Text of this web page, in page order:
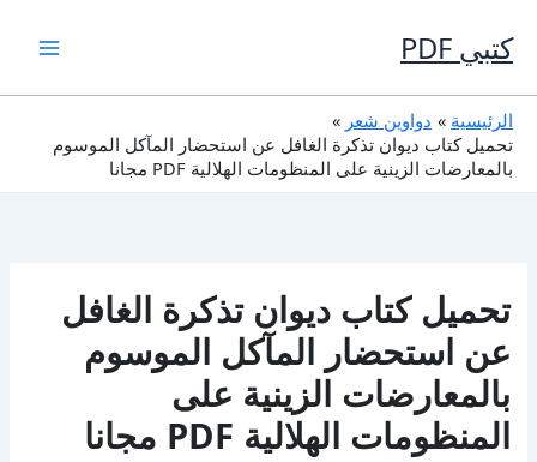
إلى
المحتوى
كتبي PDF
الرئيسية
دواوين شعر
تحميل كتاب ديوان تذكرة الغافل عن استحضار المآكل الموسوم
بالمعارضات الزينية على المنظومات الهلالية PDF مجانا
تحميل كتاب ديوان تذكرة الغافل
عن استحضار المآكل الموسوم
بالمعارضات الزينية على
المنظومات الهلالية PDF مجانا